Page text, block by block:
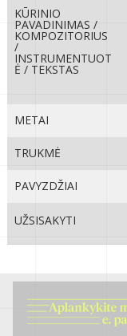
KŪRINIO
PAVADINIMAS /
KOMPOZITORIUS
/
INSTRUMENTUOT
Ė / TEKSTAS
METAI
TRUKMĖ
PAVYZDŽIAI
UŽSISAKYTI